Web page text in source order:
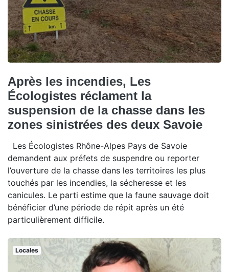
Après les incendies, Les
Écologistes réclament la
suspension de la chasse dans les
zones sinistrées des deux Savoie
Les Écologistes Rhône-Alpes Pays de Savoie
demandent aux préfets de suspendre ou reporter
l’ouverture de la chasse dans les territoires les plus
touchés par les incendies, la sécheresse et les
canicules. Le parti estime que la faune sauvage doit
bénéficier d’une période de répit après un été
particulièrement difficile.
Locales